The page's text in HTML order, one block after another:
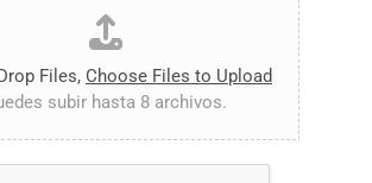
Files, Choose Files to Upload
subir hasta 8 archivos.